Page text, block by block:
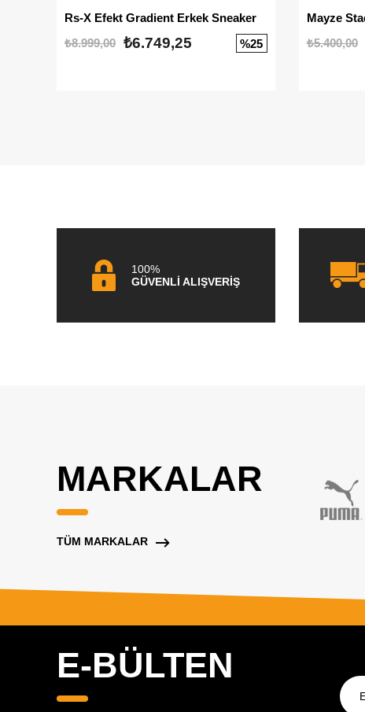
Rs-X Efekt Gradient Erkek Sneaker
₺8.999,00 ₺6.749,25 %25
₺5.400,00
100%
GÜVENLİ ALIŞVERİŞ
MARKALAR
TÜM MARKALAR
E-BÜLTEN